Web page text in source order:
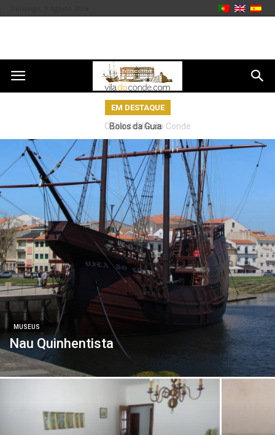
EM DESTAQUE
O Dia de Vila do Conde
MUSEUS
Nau Quinhentista